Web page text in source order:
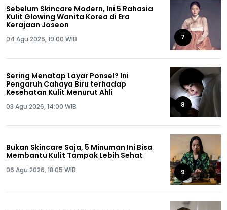
Sebelum Skincare Modern, Ini 5 Rahasia
Kulit Glowing Wanita Korea di Era
Kerajaan Joseon
04 Agu 2026, 19:00 WIB 7
Sering Menatap Layar Ponsel? Ini
Pengaruh Cahaya Biru terhadap
Kesehatan Kulit Menurut Ahli
03 Agu 2026, 14:00 WIB 8
Bukan Skincare Saja, 5 Minuman Ini Bisa
Membantu Kulit Tampak Lebih Sehat
06 Agu 2026, 18:05 WIB 9